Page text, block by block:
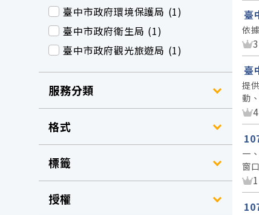
臺中市政府環境保護局 (1)
臺中市政府衛生局 (1)
臺中市政府觀光旅遊局 (1)
服務分類
格式
標籤
授權
臺
依
臺
提
動
一
窗